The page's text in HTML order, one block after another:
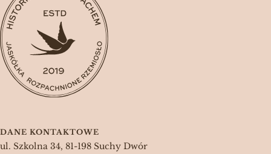
DANE KONTAKTOWE
ul. Szkolna 34, 81-198 Suchy Dwór